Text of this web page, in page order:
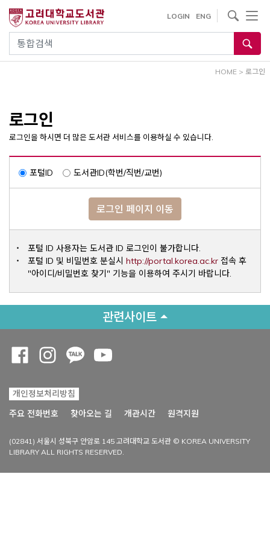
건
통합검색
LOGIN ENG
사이트내 검색
HOME > 로그인
로그인
로그인을 하시면 더 많은 도서관 서비스를 이용하실 수 있습니다.
포털ID 도서관ID(학번/직번/교번)
로그인 페이지 이동
포털 ID 사용자는 도서관 ID 로그인이 불가합니다.
포털 ID 및 비밀번호 분실시 http://portal.korea.ac.krOpens a
접속 후
"아이디/비밀번호 찾기" 기능을 이용하여 주시기 바랍니다.
관련사이트
개인정보처리방침
주요 전화번호
찾아오는 길 개관시간 원격지원
(02841) 서울시 성북구 안암로 145 고려대학교 도서관 © KOREA UNIVERSITY
LIBRARY ALL RIGHTS RESERVED.
Opens a new window
Opens a new window
Opens a new window